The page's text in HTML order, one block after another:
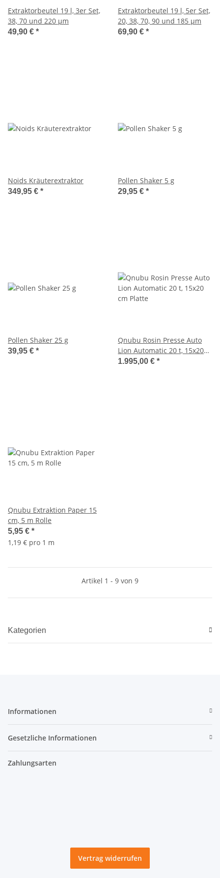
Extraktorbeutel 19 l, 3er Set,
38, 70 und 220 µm
49,90 € *
Extraktorbeutel 19 l, 5er Set,
20, 38, 70, 90 und 185 µm
69,90 € *
Noids Kräuterextraktor
349,95 € *
Pollen Shaker 5 g
29,95 € *
Pollen Shaker 25 g
39,95 € *
Qnubu Rosin Presse Auto
Lion Automatic 20 t, 15x20
cm Platte
1.995,00 € *
Qnubu Extraktion Paper 15
cm, 5 m Rolle
5,95 € *
1,19 € pro 1 m
Artikel 1 - 9 von 9
Kategorien
Informationen
Gesetzliche Informationen
Zahlungsarten
Vertrag widerrufen